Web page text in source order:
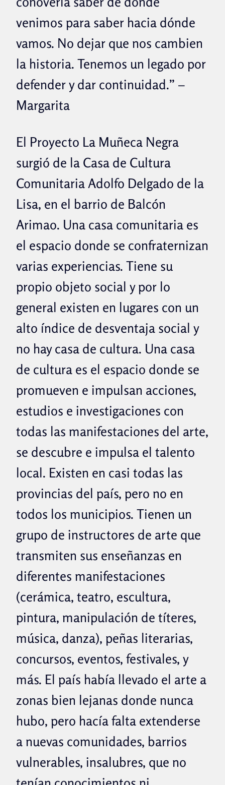
venimos para saber hacia dónde
vamos. No dejar que nos cambien
la historia. Tenemos un legado por
defender y dar continuidad.” –
Margarita
El Proyecto La Muñeca Negra
surgió de la Casa de Cultura
Comunitaria Adolfo Delgado de la
Lisa, en el barrio de Balcón
Arimao. Una casa comunitaria es
el espacio donde se confraternizan
varias experiencias. Tiene su
propio objeto social y por lo
general existen en lugares con un
alto índice de desventaja social y
no hay casa de cultura. Una casa
de cultura es el espacio donde se
promueven e impulsan acciones,
estudios e investigaciones con
todas las manifestaciones del arte,
se descubre e impulsa el talento
local. Existen en casi todas las
provincias del país, pero no en
todos los municipios. Tienen un
grupo de instructores de arte que
transmiten sus enseñanzas en
diferentes manifestaciones
(cerámica, teatro, escultura,
pintura, manipulación de títeres,
música, danza), peñas literarias,
concursos, eventos, festivales, y
más. El país había llevado el arte a
zonas bien lejanas donde nunca
hubo, pero hacía falta extenderse
a nuevas comunidades, barrios
vulnerables, insalubres, que no